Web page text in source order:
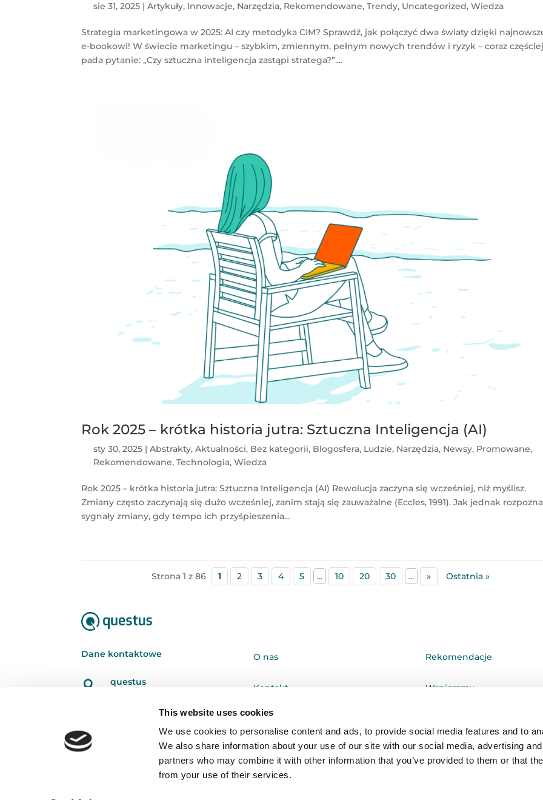
This website uses cookies
We use cookies to personalise content and ads, to provide social media features and to
We also share information about your use of our site with our social media, advertising
partners who may combine it with other information that you’ve provided to them or that
from your use of their services.
sie 31, 2025 |Artykuły, Innowacje, Narzędzia, Rekomendowane,Trendy, Uncategorized,Wiedza
Strategia marketingowa w 2025: AI czy metodyka CIM? Sprawdź, jak połączyć dwa światy dzięki
e-bookowi! W świecie marketingu – szybkim, zmiennym, pełnym nowych trendów i ryzyk – coraz
pada pytanie: „Czy sztuczna inteligencja zastąpi stratega?”....
Rok 2025 – krótka historia jutra: Sztuczna Inteligencja (AI)
sty 30, 2025 |Abstrakty,Aktualności, Bez kategorii, Blogosfera, Ludzie, Narzędzia, Newsy, Promowane,
Rekomendowane,Technologia,Wiedza
Rok 2025 – krótka historia jutra: Sztuczna Inteligencja (AI) Rewolucja zaczyna się wcześniej, niż myślisz.
Zmiany często zaczynają się dużo wcześniej, zanim stają się zauważalne (Eccles, 1991). Jak jednak
sygnały zmiany, gdy tempo ich przyśpieszenia...
Strona 1 z 86 1 2 3 4 5 ... 10 20 30 ... » Ostatnia »
Dane kontaktowe

questus
 601 098 038

O nas
Kontakt
Polityka prywatności
Rekomendacje
Wspieramy